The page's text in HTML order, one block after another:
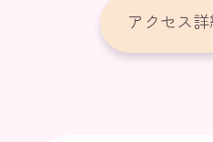
アクセス詳